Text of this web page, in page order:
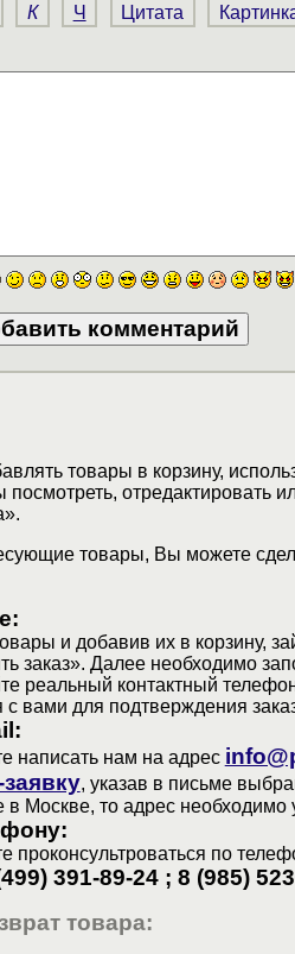
К Ч Цитата
товары в корзину,
посмотреть, отредактировать
товары, Вы можете
и добавив их в корзину,
заказ». Далее необходимо
реальный контактный
с вами для подтверждения
написать нам на адрес
, указав в письме
в Москве, то адрес необходимо
проконсультроваться по
391-89-24 ; 8 (985)
товара: